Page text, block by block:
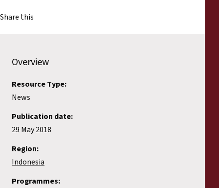
Share this
Overview
Resource Type:
News
Publication date:
29 May 2018
Region:
Indonesia
Programmes: